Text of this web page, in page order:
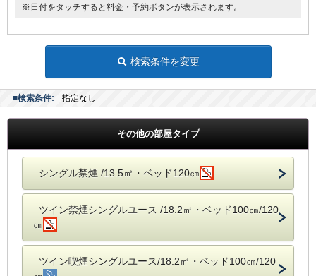
※日付をタッチすると料金・予約ボタンが表示されます。
検索条件を変更
■検索条件: 指定なし
その他の部屋タイプ
シングル禁煙 /13.5㎡・ベッド120㎝
ツイン禁煙シングルユース /18.2㎡・ベッド100㎝/120
㎝
ツイン喫煙シングルユース/18.2㎡・ベッド100㎝/120